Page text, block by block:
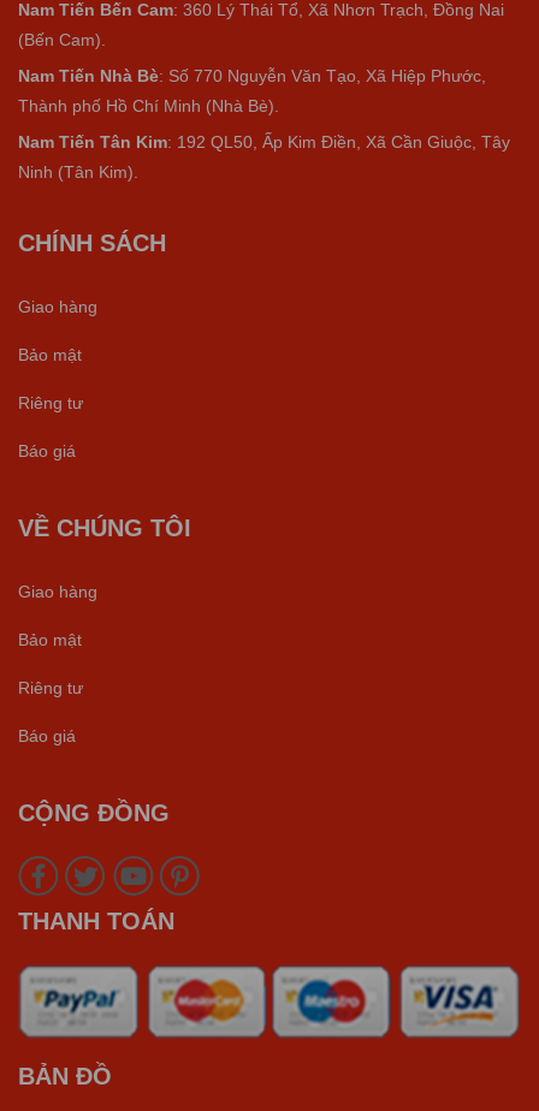
Nam Tiến Bến Cam: 360 Lý Thái Tổ, Xã Nhơn Trạch, Đồng Nai
(Bến Cam).
Nam Tiến Nhà Bè: Số 770 Nguyễn Văn Tạo, Xã Hiệp Phước,
Thành phố Hồ Chí Minh (Nhà Bè).
Nam Tiến Tân Kim: 192 QL50, Ấp Kim Điền, Xã Cần Giuộc, Tây
Ninh (Tân Kim).
CHÍNH SÁCH
Giao hàng
Bảo mật
Riêng tư
Báo giá
VỀ CHÚNG TÔI
Giao hàng
Bảo mật
Riêng tư
Báo giá
CỘNG ĐỒNG
THANH TOÁN
BẢN ĐỒ